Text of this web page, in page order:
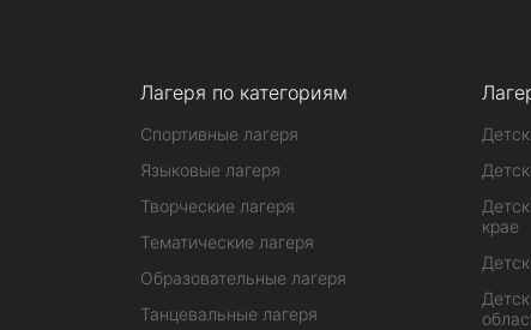
Лагеря по категориям
Спортивные лагеря
Языковые лагеря
Творческие лагеря
Тематические лагеря
Образовательные лагеря
Танцевальные лагеря
крае